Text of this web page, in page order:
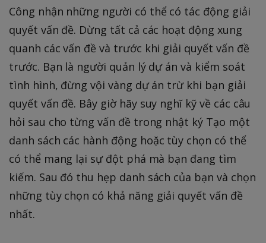
Công nhận những người có thể có tác động giải
quyết vấn đề. Dừng tất cả các hoạt động xung
quanh các vấn đề và trước khi giải quyết vấn đề
trước. Bạn là người quản lý dự án và kiểm soát
tình hình, đừng vội vàng dự án trừ khi bạn giải
quyết vấn đề. Bây giờ hãy suy nghĩ kỹ về các câu
hỏi sau cho từng vấn đề trong nhật ký Tạo một
danh sách các hành động hoặc tùy chọn có thể
có thể mang lại sự đột phá mà bạn đang tìm
kiếm. Sau đó thu hẹp danh sách của bạn và chọn
những tùy chọn có khả năng giải quyết vấn đề
nhất.